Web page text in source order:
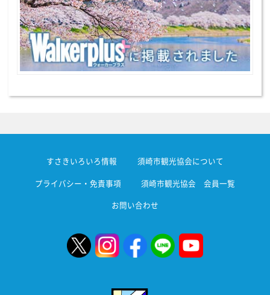
すさきいろいろ情報 須崎市観光協会について
プライバシー・免責事項 須崎市観光協会 会員一覧
お問い合わせ